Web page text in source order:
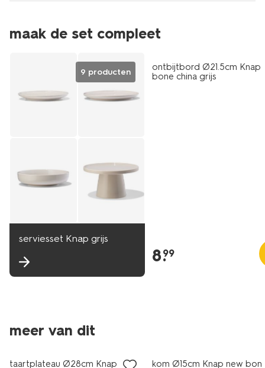
maak de set compleet
9 producten
serviesset Knap grijs
2+1 gratis
ontbijtbord Ø21.5cm Knap
bone china grijs
8.
99
meer van dit
2+1 gratis
taartplateau Ø28cm Knap new
kom Ø15cm Knap new